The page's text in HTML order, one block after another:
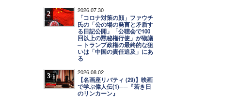
2 2026.07.30
「コロナ対策の顔」ファウチ
氏の「公の場の発言と矛盾す
る日記公開」「公聴会で100
回以上の黙秘権行使」が物議
─ トランプ政権の最終的な狙
いは「中国の責任追及」にあ
る
3 2026.08.02
【名画座リバティ (29)】映画
で学ぶ偉人伝(1)──『若き日
のリンカーン』